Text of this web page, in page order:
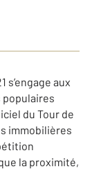
s’engage aux
populaires
du Tour de
immobilières
la proximité,